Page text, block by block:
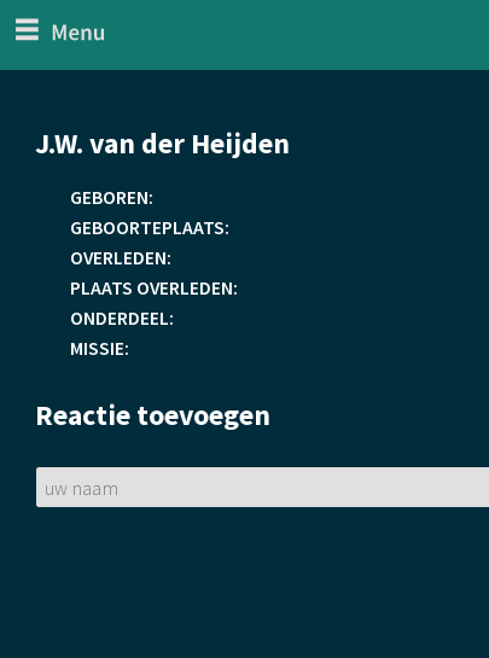
Generaal
J.W. van der Heijden
GEBOREN:
GEBOORTEPLAATS:
OVERLEDEN:
PLAATS OVERLEDEN:
ONDERDEEL:
MISSIE:
Reactie toevoegen